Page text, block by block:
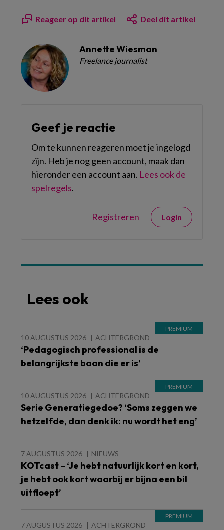
Reageer op dit artikel Deel dit artikel
Annette Wiesman
Freelance journalist
Geef je reactie
Om te kunnen reageren moet je ingelogd
zijn. Heb je nog geen account, maak dan
hieronder een account aan. Lees ook de
spelregels.
Registreren Login
Lees ook
10 AUGUSTUS 2026 ACHTERGROND
‘Pedagogisch professional is de
belangrijkste baan die er is’
10 AUGUSTUS 2026 ACHTERGROND
Serie Generatiegedoe? ‘Soms zeggen we
hetzelfde, dan denk ik: nu wordt het eng’
7 AUGUSTUS 2026 NIEUWS
KOTcast – ‘Je hebt natuurlijk kort en kort,
je hebt ook kort waarbij er bijna een bil
uitfloept’
7 AUGUSTUS 2026 ACHTERGROND